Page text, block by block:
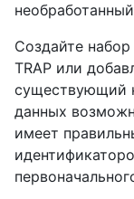
Создайте
TRAP или
существующий
данных
имеет